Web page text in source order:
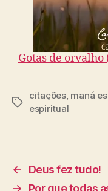
Gotas de orvalho
T
citações, maná
espiritual
←
Deus fez tudo!